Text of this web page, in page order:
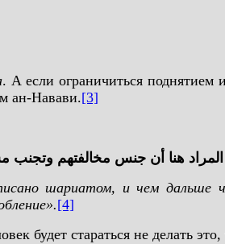
. А если ограничиться поднятием
ан-Навави.[3]
المراد هنا أن جنس مخالفتهم وتجنب
шариатом, и чем дальше
[4]
будет стараться не делать